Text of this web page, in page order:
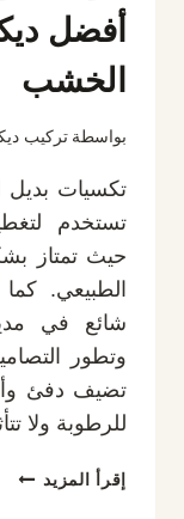
أفضل
الخشب
بواسطة تركيب
تكسيات بديل
تستخدم
حيث تمتاز
الطبيعي.
شائع في
وتطور
تضيف دفئ
للرطوبة ولا
إقرأ المزيد